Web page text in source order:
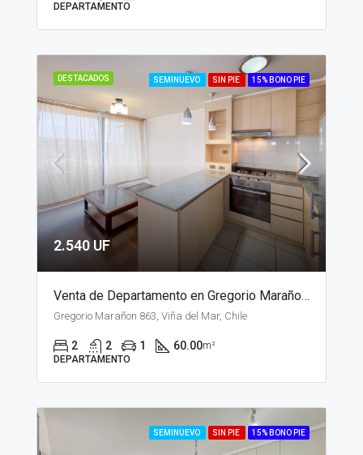
DEPARTAMENTO
DESTACADOS SEMINUEVO SIN PIE 15% BONO PIE
2.540 UF
Venta de Departamento en Gregorio Marañon, Viña del Mar
Gregorio Marañon 863, Viña del Mar, Chile
2 2 1 60.00m²
DEPARTAMENTO
SEMINUEVO SIN PIE 15% BONO PIE